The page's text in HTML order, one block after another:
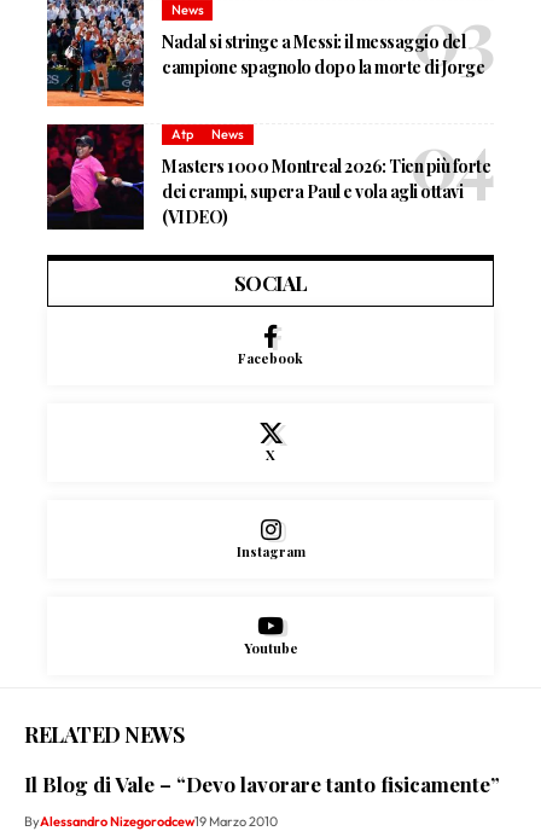
News
Nadal si stringe a Messi: il messaggio del
campione spagnolo dopo la morte di Jorge
Atp News
Masters 1000 Montreal 2026: Tien più forte
dei crampi, supera Paul e vola agli ottavi
(VIDEO)
SOCIAL
Facebook
X
Instagram
Youtube
RELATED NEWS
Il Blog di Vale – “Devo lavorare tanto fisicamente”
ByAlessandro Nizegorodcew19 Marzo 2010